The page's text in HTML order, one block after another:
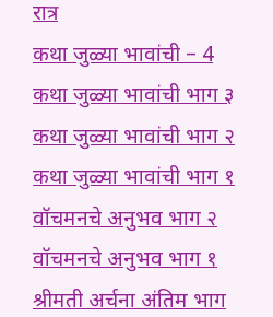
रात्र
कथा जुळ्या भावांची – 4
कथा जुळ्या भावांची भाग ३
कथा जुळ्या भावांची भाग २
कथा जुळ्या भावांची भाग १
वॉचमनचे अनुभव भाग २
वॉचमनचे अनुभव भाग १
श्रीमती अर्चना अंतिम भाग